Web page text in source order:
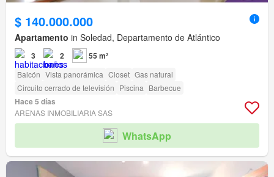
$ 140.000.000
Apartamento in Soledad, Departamento de Atlántico
3 2 55 m²
Balcón Vista panorámica Closet Gas natural
Circuito cerrado de televisión Piscina Barbecue
Hace 5 días
ARENAS INMOBILIARIA SAS
WhatsApp